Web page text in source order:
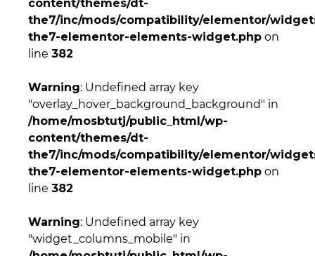
content/themes/dt-
the7/inc/mods/compatibility/elementor/
the7-elementor-elements-widget.php on
line 382
Warning: Undefined array key
"overlay_hover_background_background" in
/home/mosbtutj/public_html/wp-
content/themes/dt-
the7/inc/mods/compatibility/elementor/
the7-elementor-elements-widget.php on
line 382
Warning: Undefined array key
"widget_columns_mobile" in